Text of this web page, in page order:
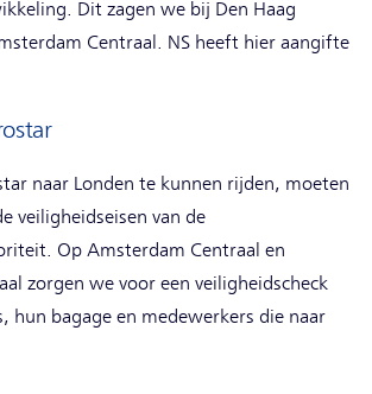
Dit zagen we bij Den Haag
Centraal. NS heeft hier aangifte
naar Londen te kunnen rijden, moeten
veiligheidseisen van de
Op Amsterdam Centraal en
zorgen we voor een veiligheidscheck
hun bagage en medewerkers die naar